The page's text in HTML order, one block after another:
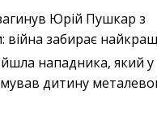
Юрій Пушкар з
війна забирає
нападника, який у
дитину